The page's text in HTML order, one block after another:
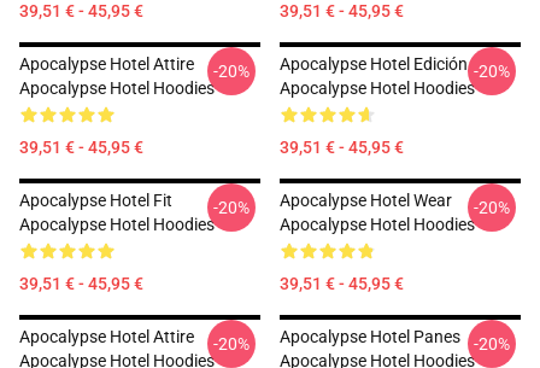
39,51 € - 45,95 € 39,51 € - 45,95 €
Apocalypse Hotel Attire
Apocalypse Hotel Hoodies
39,51 € - 45,95 €
-20%
Apocalypse Hotel Edición
Apocalypse Hotel Hoodies
39,51 € - 45,95 €
-20%
Apocalypse Hotel Fit
Apocalypse Hotel Hoodies
39,51 € - 45,95 €
-20%
Apocalypse Hotel Wear
Apocalypse Hotel Hoodies
39,51 € - 45,95 €
-20%
Apocalypse Hotel Attire
Apocalypse Hotel Hoodies
-20%
Apocalypse Hotel Panes
Apocalypse Hotel Hoodies
-20%